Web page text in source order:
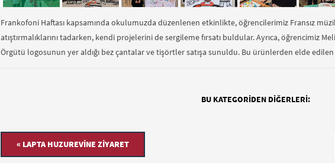
Frankofoni Haftası kapsamında okulumuzda düzenlenen etkinlikte, öğrencilerimiz Fransız
atıştırmalıklarını tadarken, kendi projelerini de sergileme fırsatı buldular. Ayrıca, öğrencimiz
Örgütü logosunun yer aldığı bez çantalar ve tişörtler satışa sunuldu. Bu ürünlerden elde edilen
BU KATEGORIDEN DIĞERLERI:
« LAPTA HUZUREVINE ZIYARET